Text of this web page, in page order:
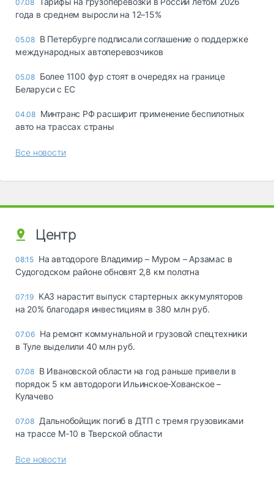
07.08
года в среднем выросли на 12–15%
05.08 В Петербурге подписали соглашение о поддержке
международных автоперевозчиков
05.08 Более 1100 фур стоят в очередях на границе
Беларуси с ЕС
04.08 Минтранс РФ расширит применение беспилотных
авто на трассах страны
Все новости
Центр
08:15 На автодороге Владимир – Муром – Арзамас в
Судогодском районе обновят 2,8 км полотна
07:19 КАЗ нарастит выпуск стартерных аккумуляторов
на 20% благодаря инвестициям в 380 млн руб.
07:06 На ремонт коммунальной и грузовой спецтехники
в Туле выделили 40 млн руб.
07.08 В Ивановской области на год раньше привели в
порядок 5 км автодороги Ильинское-Хованское –
Кулачево
07.08 Дальнобойщик погиб в ДТП с тремя грузовиками
на трассе М-10 в Тверской области
Все новости